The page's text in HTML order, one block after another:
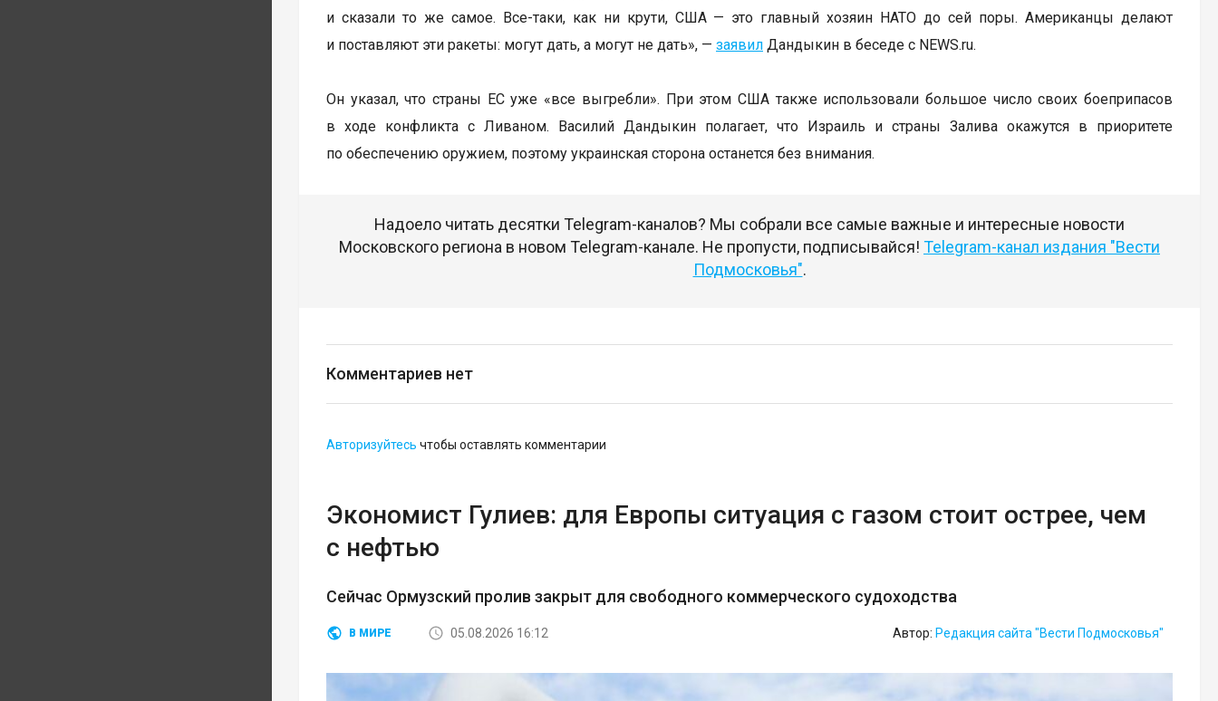
и сказали то же самое. Все-таки, как ни крути, США — это главный хозяин НАТО до сей поры. Американцы делают
и поставляют эти ракеты: могут дать, а могут не дать», — заявил Дандыкин в беседе с NEWS.ru.
Он указал, что страны ЕС уже «все выгребли». При этом США также использовали большое число своих боеприпасов
в ходе конфликта с Ливаном. Василий Дандыкин полагает, что Израиль и страны Залива окажутся в приоритете
по обеспечению оружием, поэтому украинская сторона останется без внимания.
Надоело читать десятки Telegram-каналов? Мы собрали все самые важные и интересные новости
Московского региона в новом Telegram-канале. Не пропусти, подписывайся! Telegram-канал издания "Вести
Подмосковья".
Комментариев нет
Авторизуйтесь чтобы оставлять комментарии
Экономист Гулиев: для Европы ситуация с газом стоит острее, чем
с нефтью
Сейчас Ормузский пролив закрыт для свободного коммерческого судоходства
В МИРЕ 05.08.2026 16:12 Автор: Редакция сайта "Вести Подмосковья"